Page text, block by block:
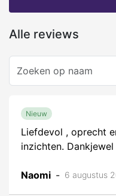
Alle reviews
Nieuw
Liefdevol , oprecht
inzichten.
Naomi - 6 augustus